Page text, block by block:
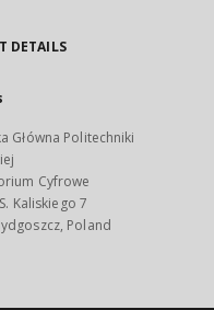
DETAILS
Główna Politechniki
Cyfrowe
Kaliskiego 7
Poland